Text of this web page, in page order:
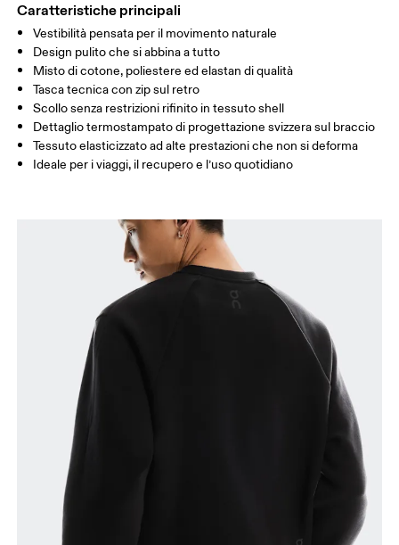
Scorri in orizzontale per visualizzare la tabella
Come prendere le misure
Torace
Caratteristiche principali
Vestibilità pensata per il movimento naturale
Design pulito che si abbina a tutto
Misto di cotone, poliestere ed elastan di qualità
Tasca tecnica con zip sul retro
Scollo senza restrizioni rifinito in tessuto shell
Dettaglio termostampato di progettazione svizzera sul braccio
Tessuto elasticizzato ad alte prestazioni che non si deforma
Ideale per i viaggi, il recupero e l’uso quotidiano